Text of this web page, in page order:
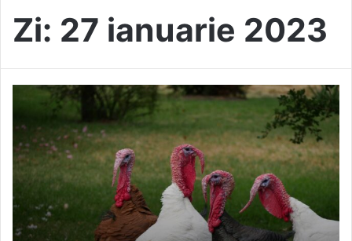
Zi: 27 ianuarie 2023